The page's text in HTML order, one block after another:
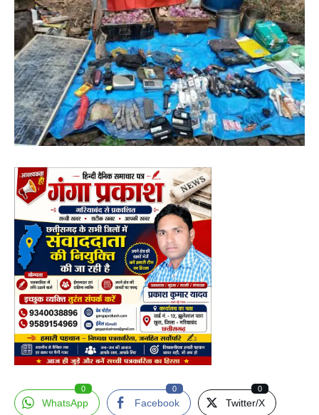
WhatsApp
0
Facebook
0
Twitter/X
0